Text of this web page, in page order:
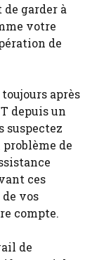
garder à
votre
de
après
depuis un
suspectez
de
ces
vos
compte.
de